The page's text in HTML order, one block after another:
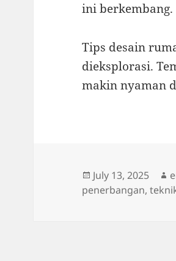
ini berkembang.
Tips desain
dieksplorasi.
makin nyaman
Posted
on
July 13, 2025
penerbangan,